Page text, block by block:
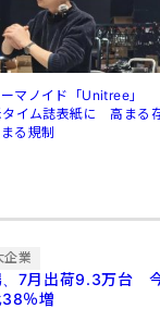
マノイド「Unitree」
タイム誌表紙に 高まる
る規制
企業
、7月出荷9.3万台
％増